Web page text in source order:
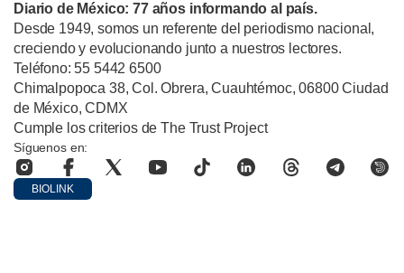
Diario de México: 77 años informando al país.
Desde 1949, somos un referente del periodismo nacional,
creciendo y evolucionando junto a nuestros lectores.
Teléfono: 55 5442 6500
Chimalpopoca 38, Col. Obrera, Cuauhtémoc, 06800 Ciudad
de México, CDMX
Cumple los criterios de The Trust Project
Síguenos en:
BIOLINK